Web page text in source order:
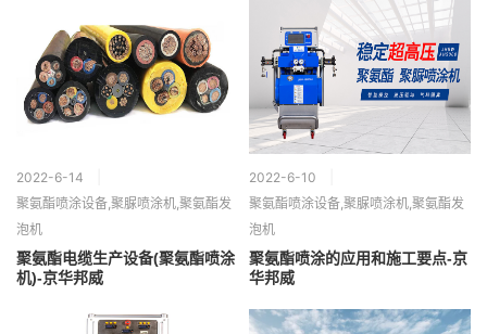
2022-6-14
聚氨酯喷涂设备,聚脲喷涂机,聚氨酯发
泡机
聚氨酯电缆生产设备(聚氨酯喷涂
机)-京华邦威
2022-6-10
聚氨酯喷涂设备,聚脲喷涂机,聚氨酯发
泡机
聚氨酯喷涂的应用和施工要点-京
华邦威